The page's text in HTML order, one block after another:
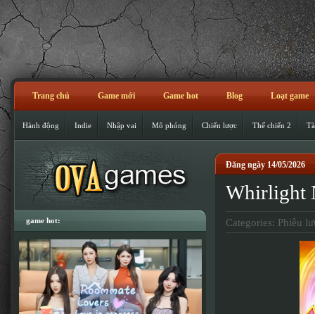
Trang chủ Game mới Game hot Blog Loạt game
Hành động Indie Nhập vai Mô phỏng Chiến lược Thế chiến 2
Đăng ngày 14/05/2026
Whirlight
Categories: Phiêu
game hot: